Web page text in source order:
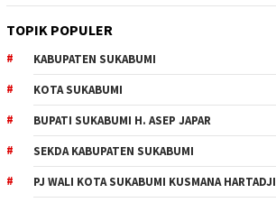
TOPIK POPULER
KABUPATEN SUKABUMI
KOTA SUKABUMI
BUPATI SUKABUMI H. ASEP JAPAR
SEKDA KABUPATEN SUKABUMI
PJ WALI KOTA SUKABUMI KUSMANA HARTADJI